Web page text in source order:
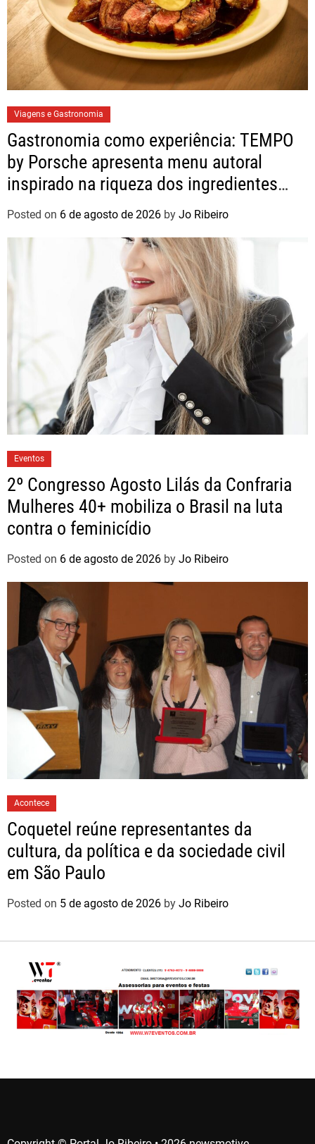
Viagens e Gastronomia
Gastronomia como experiência: TEMPO
by Porsche apresenta menu autoral
inspirado na riqueza dos ingredientes
brasileiros
Posted on 6 de agosto de 2026 by Jo Ribeiro
Eventos
2º Congresso Agosto Lilás da Confraria
Mulheres 40+ mobiliza o Brasil na luta
contra o feminicídio
Posted on 6 de agosto de 2026 by Jo Ribeiro
Acontece
Coquetel reúne representantes da
cultura, da política e da sociedade civil
em São Paulo
Posted on 5 de agosto de 2026 by Jo Ribeiro